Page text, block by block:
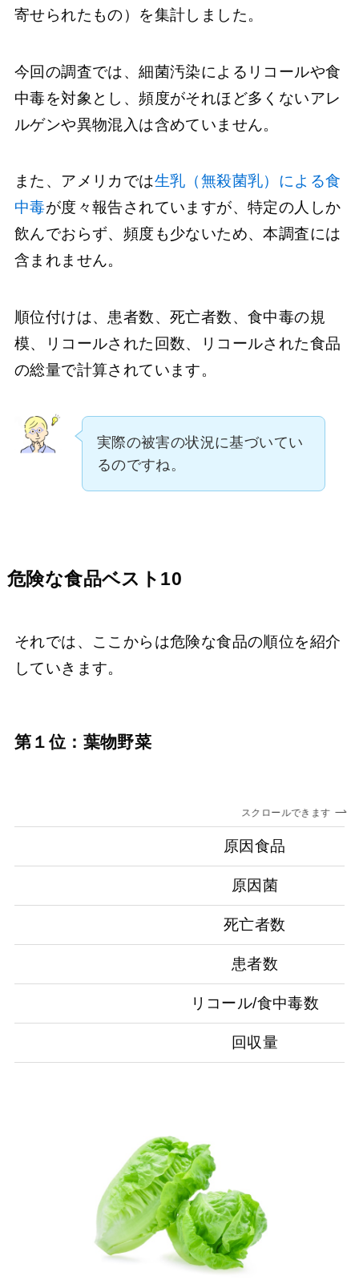
寄せられたもの）を集計しました。
今回の調査では、細菌汚染によるリコールや食
中毒を対象とし、頻度がそれほど多くないアレ
ルゲンや異物混入は含めていません。
また、アメリカでは生乳（無殺菌乳）による食
中毒が度々報告されていますが、特定の人しか
飲んでおらず、頻度も少ないため、本調査には
含まれません。
順位付けは、患者数、死亡者数、食中毒の規
模、リコールされた回数、リコールされた食品
の総量で計算されています。
実際の被害の状況に基づいてい
るのですね。
危険な食品ベスト10
それでは、ここからは危険な食品の順位を紹介
していきます。
第１位：葉物野菜
スクロールできます
原因食品
原因菌
死亡者数
患者数
リコール/食中毒数
回収量